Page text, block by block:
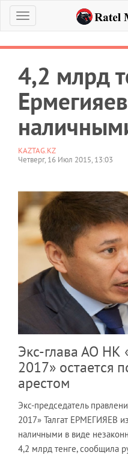
Меню
4,2 млрд
KAZTAG.KZ
Четверг, 16 Июл 2015, 13:03
Экс-глава АО
2017» остается
арестом
Экс-председатель
2017» Талгат ЕРМЕГИЯЕВ
наличными в виде
4,2 млрд тенге, сообщила